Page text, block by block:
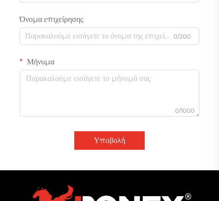
Όνομα επιχείρησης
0/200
Μήνυμα
0/1000
Υποβολή